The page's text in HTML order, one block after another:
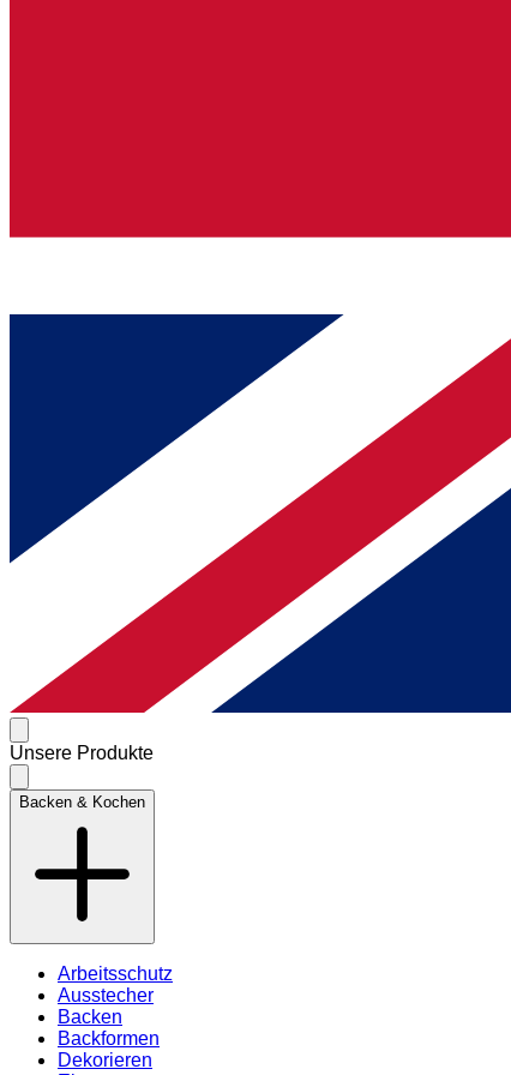
Unsere Produkte
Backen & Kochen
Arbeitsschutz
Ausstecher
Backen
Backformen
Dekorieren